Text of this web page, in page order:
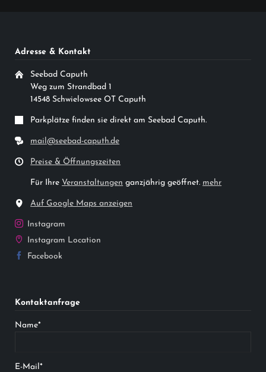
Adresse & Kontakt
Seebad Caputh
Weg zum Strandbad 1
14548 Schwielowsee OT Caputh
Parkplätze finden sie direkt am Seebad Caputh.
mail@seebad-caputh.de
Preise & Öffnungszeiten
Für IhreVeranstaltungen ganzjährig geöffnet. mehr
Auf Google Maps anzeigen
Instagram
Instagram Location
Facebook
Kontaktanfrage
Pflichtfeld
Name*
Pflichtfeld
E-Mail *